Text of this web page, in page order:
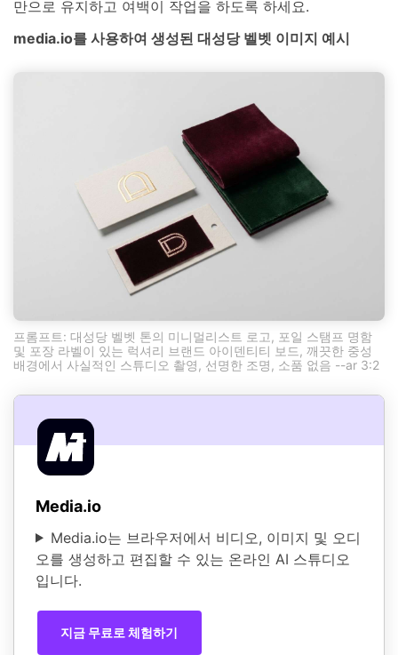
만으로 유지하고 여백이 작업을 하도록 하세요.
media.io를 사용하여 생성된 대성당 벨벳 이미지 예시
프롬프트: 대성당 벨벳 톤의 미니멀리스트 로고, 포일 스탬프 명함
및 포장 라벨이 있는 럭셔리 브랜드 아이덴티티 보드, 깨끗한 중성
배경에서 사실적인 스튜디오 촬영, 선명한 조명, 소품 없음 --ar 3:2
Media.io
Media.io는 브라우저에서 비디오, 이미지 및 오디
오를 생성하고 편집할 수 있는 온라인 AI 스튜디오
입니다.
지금 무료로 체험하기